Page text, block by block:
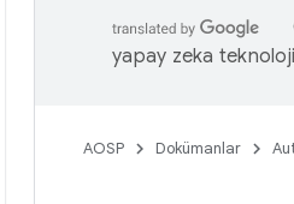
yapay zeka
AOSP Dokümanlar